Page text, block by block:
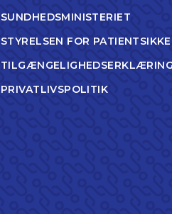
SUNDHEDSMINISTERIET
STYRELSEN FOR
TILGÆNGELIGHEDSERKLÆRING
PRIVATLIVSPOLITIK